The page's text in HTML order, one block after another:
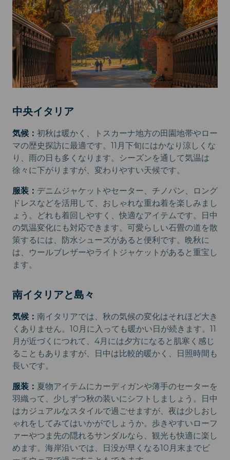
中央イタリア
気候： 初秋は暖かく、トスカーナ地方の田園地帯やロー
マの歴史探訪に最適です。11月下旬にはかなり涼しくな
り、雨の日も多くなります。シーズンを通して気温は
徐々に下がりますが、変わりやすい天候です。
服装： デニムジャケットやセーター、チノパン、ロング
ドレスなどを活用して、おしゃれな重ね着を楽しみまし
ょう。どれも着回しやすく、快適なアイテムです。日中
の気温変化にも対応できます。可愛らしい石畳の道を散
策するには、防水シューズがあると便利です。晩秋に
は、ウールブレザーやライトジャケットがあると重宝し
ます。
南イタリアと島々
気候： 南イタリアでは、秋の気候の変化はそれほど大き
くありません。10月に入っても暖かい日が続きます。11
月が近づくにつれて、4月には夕方になると肌寒く感じ
ることもありますが、日中は比較的暖かく、日照時間も
長いです。
服装： 夏物アイテムにカーディガンや薄手のセーターを
羽織って、少しずつ秋の装いにシフトしましょう。日中
はカジュアルなスタイルで過ごせますが、夜は少しおし
ゃれをしてみてはいかがでしょうか。歩きやすいローフ
ァーやつま先の隠れるサンダルなら、観光も快適に楽し
めます。海岸沿いでは、日没が早くなる10月末までビ